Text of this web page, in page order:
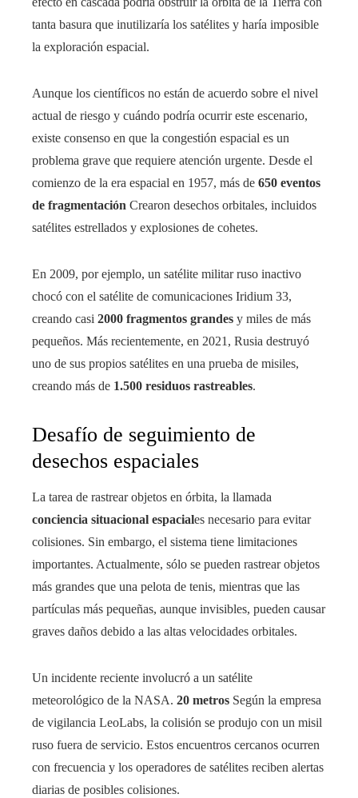
tanta basura que inutilizaría los satélites y haría imposible
la exploración espacial.
Aunque los científicos no están de acuerdo sobre el nivel
actual de riesgo y cuándo podría ocurrir este escenario,
existe consenso en que la congestión espacial es un
problema grave que requiere atención urgente. Desde el
comienzo de la era espacial en 1957, más de 650 eventos
de fragmentación Crearon desechos orbitales, incluidos
satélites estrellados y explosiones de cohetes.
En 2009, por ejemplo, un satélite militar ruso inactivo
chocó con el satélite de comunicaciones Iridium 33,
creando casi 2000 fragmentos grandes y miles de más
pequeños. Más recientemente, en 2021, Rusia destruyó
uno de sus propios satélites en una prueba de misiles,
creando más de 1.500 residuos rastreables.
Desafío de seguimiento de
desechos espaciales
La tarea de rastrear objetos en órbita, la llamada
conciencia situacional espaciales necesario para evitar
colisiones. Sin embargo, el sistema tiene limitaciones
importantes. Actualmente, sólo se pueden rastrear objetos
más grandes que una pelota de tenis, mientras que las
partículas más pequeñas, aunque invisibles, pueden causar
graves daños debido a las altas velocidades orbitales.
Un incidente reciente involucró a un satélite
meteorológico de la NASA. 20 metros Según la empresa
de vigilancia LeoLabs, la colisión se produjo con un misil
ruso fuera de servicio. Estos encuentros cercanos ocurren
con frecuencia y los operadores de satélites reciben alertas
diarias de posibles colisiones.